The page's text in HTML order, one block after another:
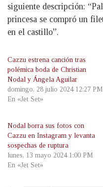
siguiente descripción:
princesa se compró un
en el castillo”.
Cazzu estrena canción tras
polémica boda de Christian
Nodal y Ángela Aguilar
domingo, 28 julio 2024 12:27 PM
En «Jet Set»
Nodal borra sus fotos con
Cazzu en Instagram y levanta
sospechas de ruptura
lunes, 13 mayo 2024 1:00 PM
En «Jet Set»